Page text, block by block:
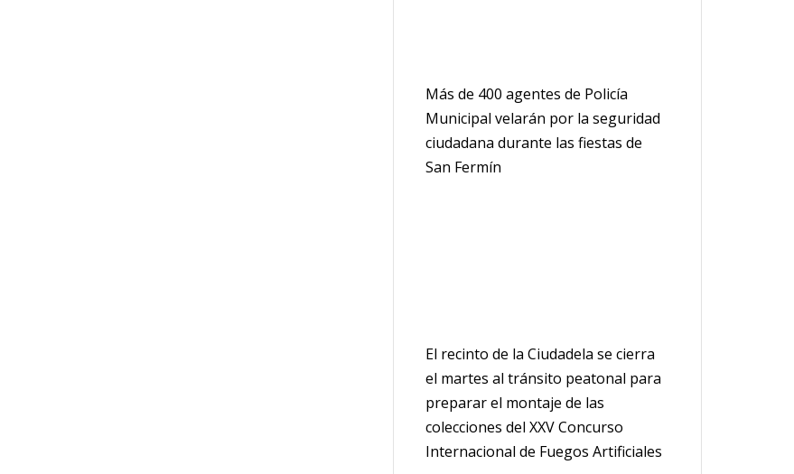
Más de 400 agentes de Policía
Municipal velarán por la seguridad
ciudadana durante las fiestas de
San Fermín
El recinto de la Ciudadela se cierra
el martes al tránsito peatonal para
preparar el montaje de las
colecciones del XXV Concurso
Internacional de Fuegos Artificiales